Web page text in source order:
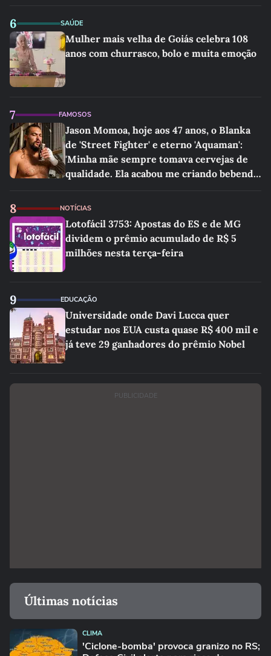
6 SAÚDE
Mulher mais velha de Goiás celebra 108
anos com churrasco, bolo e muita emoção
7 FAMOSOS
Jason Momoa, hoje aos 47 anos, o Blanka
de 'Street Fighter' e eterno 'Aquaman':
'Minha mãe sempre tomava cervejas de
qualidade. Ela acabou me criando bebendo
8 NOTÍCIAS
Lotofácil 3753: Apostas do ES e de MG
dividem o prêmio acumulado de R$ 5
milhões nesta terça-feira
9 EDUCAÇÃO
Universidade onde Davi Lucca quer
estudar nos EUA custa quase R$ 400 mil e
já teve 29 ganhadores do prêmio Nobel
PUBLICIDADE
Últimas notícias
CLIMA
'Ciclone-bomba' provoca granizo no RS;